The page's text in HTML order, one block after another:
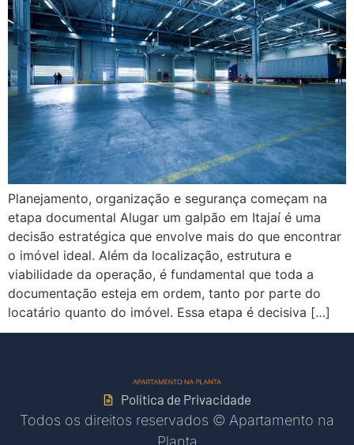
Planejamento, organização e segurança começam na
etapa documental Alugar um galpão em Itajaí é uma
decisão estratégica que envolve mais do que encontrar
o imóvel ideal. Além da localização, estrutura e
viabilidade da operação, é fundamental que toda a
documentação esteja em ordem, tanto por parte do
locatário quanto do imóvel. Essa etapa é decisiva […]
Política de Privacidade
Todos os direitos reservados © Apartamento na